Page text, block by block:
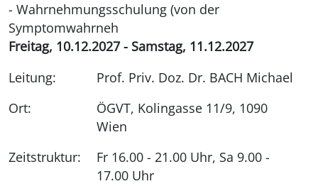
- Wahrnehmungsschulung (von der
Symptomwahrneh
Freitag, 10.12.2027 - Samstag, 11.12.2027
Leitung:
Prof. Priv. Doz. Dr. BACH Michael
Ort:
ÖGVT, Kolingasse 11/9, 1090
Wien
Zeitstruktur:
Fr 16.00 - 21.00 Uhr, Sa 9.00 -
17.00 Uhr